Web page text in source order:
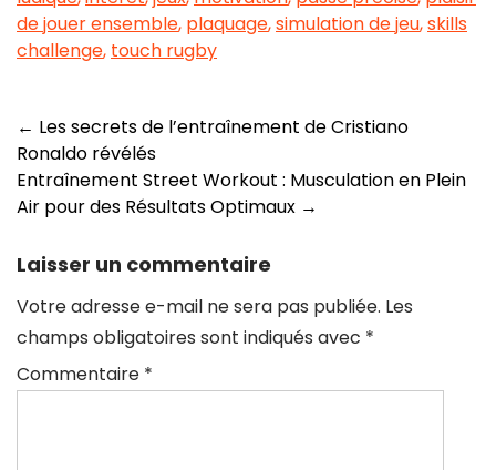
de jouer ensemble, plaquage,simulation de jeu,skills
challenge, touch rugby
Navigation
des
articles
← Les secrets de l’entraînement de Cristiano
Ronaldo révélés
Entraînement Street Workout : Musculation en Plein
Air pour des Résultats Optimaux →
Laisser un commentaire
Votre adresse e-mail ne sera pas publiée. Les
champs obligatoires sont indiqués avec *
Commentaire *